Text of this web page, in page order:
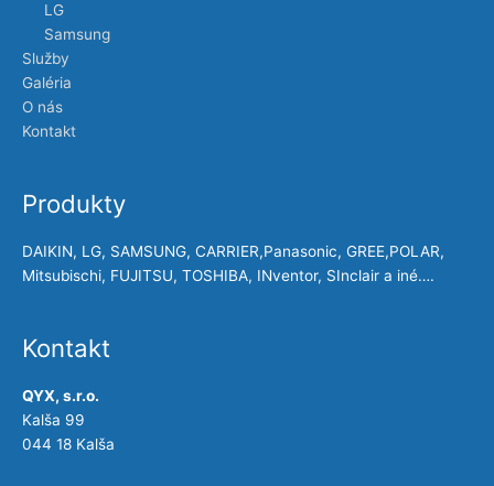
LG
Samsung
Služby
Galéria
O nás
Kontakt
Produkty
DAIKIN, LG, SAMSUNG, CARRIER,Panasonic, GREE,POLAR,
Mitsubischi, FUJITSU, TOSHIBA, INventor, SInclair a iné….
Kontakt
QYX, s.r.o.
Kalša 99
044 18 Kalša